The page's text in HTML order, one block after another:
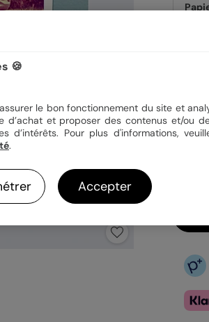
🍪
le bon fonctionnement du site et
d’achat et proposer des contenus et/ou
d’intérêts. Pour plus d'informations,
.
Accepter